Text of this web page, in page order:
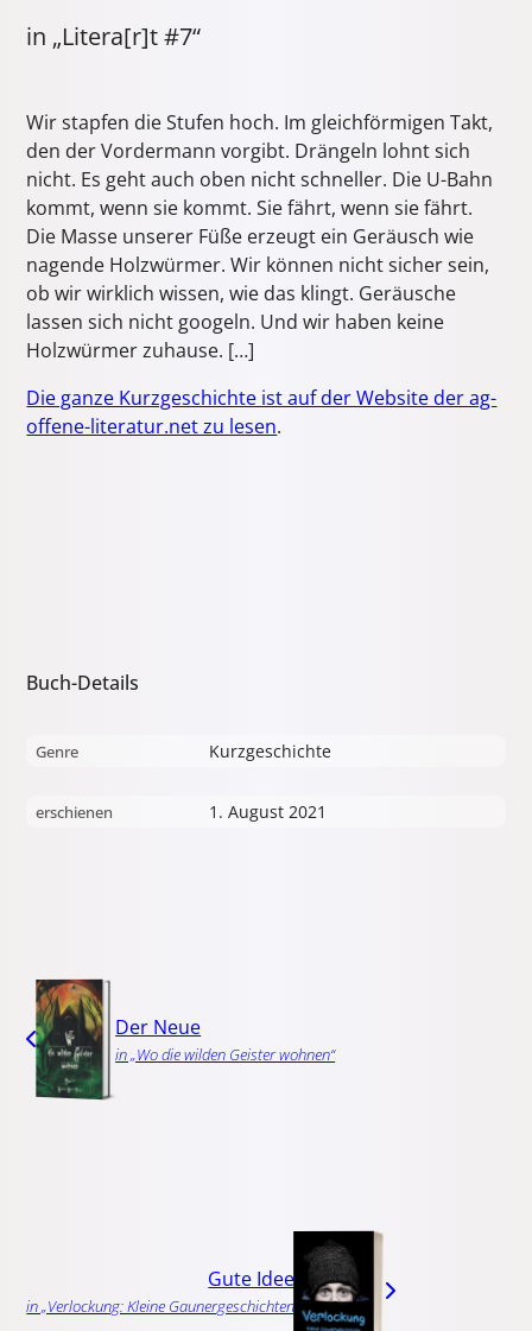
in „Litera[r]t #7“
Wir stapfen die Stufen hoch. Im gleichförmigen Takt,
den der Vordermann vorgibt. Drängeln lohnt sich
nicht. Es geht auch oben nicht schneller. Die U-Bahn
kommt, wenn sie kommt. Sie fährt, wenn sie fährt.
Die Masse unserer Füße erzeugt ein Geräusch wie
nagende Holzwürmer. Wir können nicht sicher sein,
ob wir wirklich wissen, wie das klingt. Geräusche
lassen sich nicht googeln. Und wir haben keine
Holzwürmer zuhause. […]
Die ganze Kurzgeschichte ist auf der Website der ag-
offene-literatur.net zu lesen.
Buch-Details
Genre Kurzgeschichte
erschienen 1. August 2021
Der Neue
in „Wo die wilden Geister wohnen“
Gute Idee!
in „Verlockung: Kleine Gaunergeschichten“